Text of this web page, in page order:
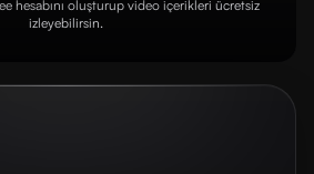
hesabını oluşturup video içerikleri ücretsiz
izleyebilirsin.